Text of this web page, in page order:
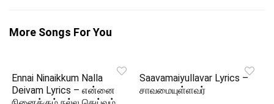
More Songs For You
Ennai Ninaikkum Nalla
Deivam Lyrics – என்னை
Saavamaiyullavar Lyrics –
சாவமையுள்ளவர்